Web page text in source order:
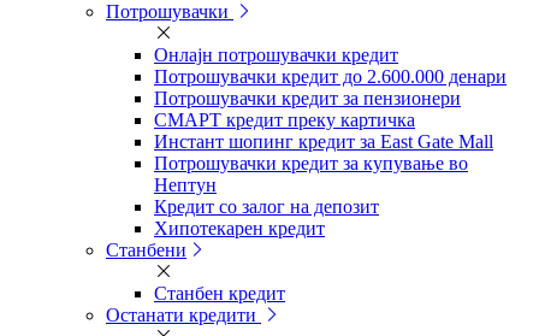
Потрошувачки
Онлајн потрошувачки кредит
Потрошувачки кредит до 2.600.000 денари
Потрошувачки кредит за пензионери
СМАРТ кредит преку картичка
Инстант шопинг кредит за East Gate Mall
Потрошувачки кредит за купување во
Нептун
Кредит со залог на депозит
Хипотекарен кредит
Станбени
Станбен кредит
Останати кредити